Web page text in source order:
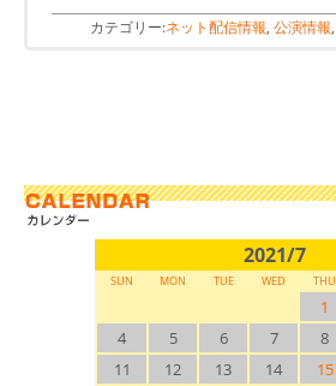
カテゴリー:ネット配信情報, 公演情報,
2021/7
SUN MON TUE WED THU
1
4
5 6 7 8
11
12 13 14 15